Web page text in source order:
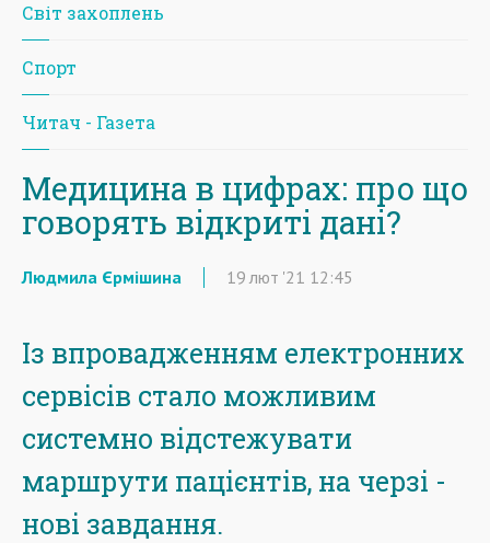
Світ захоплень
Спорт
Читач - Газета
Медицина в цифрах: про що
говорять відкриті дані?
Людмила Єрмішина 19 лют '21 12:45
Із впровадженням електронних
сервісів стало можливим
системно відстежувати
маршрути пацієнтів, на черзі -
нові завдання.